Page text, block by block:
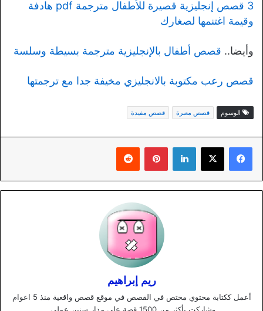
3 قصص إنجليزية قصيرة للأطفال مترجمة pdf هادفة
وقيمة اغتنمها لصغارك
وأيضا.. قصص أطفال بالإنجليزية مترجمة بسيطة وسلسة
قصص رعب مكتوبة بالانجليزي مخيفة جدا مع ترجمتها
الوسوم قصص معبرة قصص مفيدة
لينكدإن بينتيريست
ريم إبراهيم
أعمل ككتابة محتوي مختص في القصص في موقع قصص واقعية منذ 5 اعوام
وشاركت بأكثر من 1500 قصة علي مدار سنين عملي.